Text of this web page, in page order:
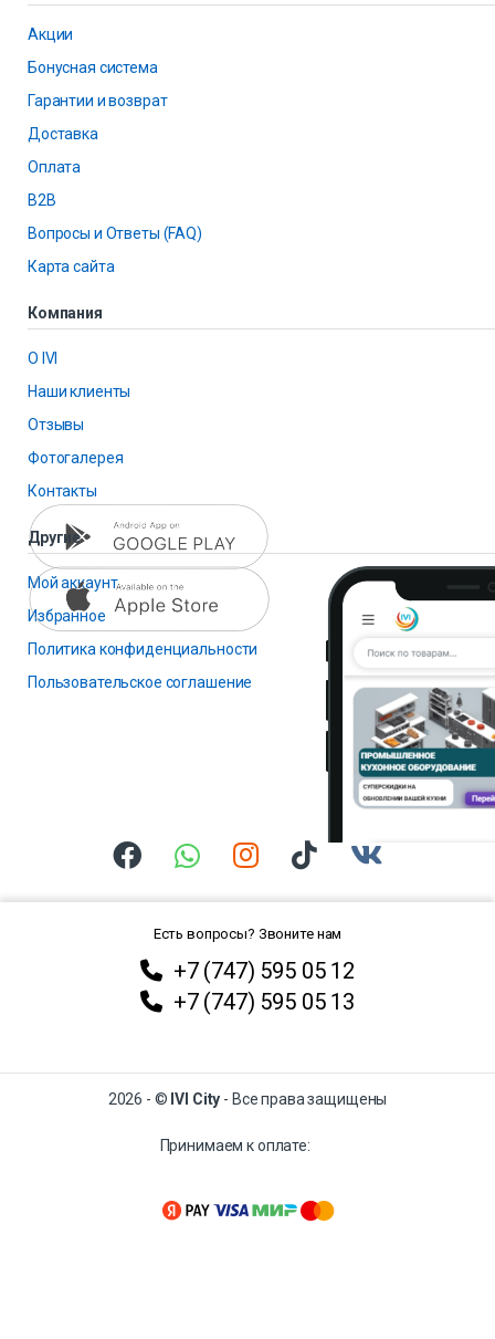
Акции
Бонусная система
Гарантии и возврат
Доставка
Оплата
B2B
Вопросы и Ответы (FAQ)
Карта сайта
Компания
О IVI
Наши клиенты
Отзывы
Фотогалерея
Контакты
Другие
Мой аккаунт
Избранное
Политика конфиденциальности
Пользовательское соглашение
Есть вопросы? Звоните нам
+7 (747) 595 05 12
+7 (747) 595 05 13
2026 - © IVI City - Все права защищены
Принимаем к оплате: